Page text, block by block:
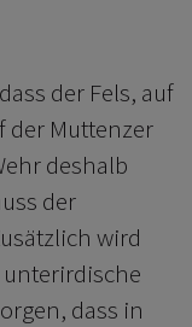
der Fels, auf
der Muttenzer
deshalb
der
wird
dass in